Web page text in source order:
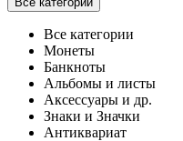
Все категории
Монеты
Банкноты
Альбомы и листы
Аксессуары и др.
Знаки и Значки
Антиквариат